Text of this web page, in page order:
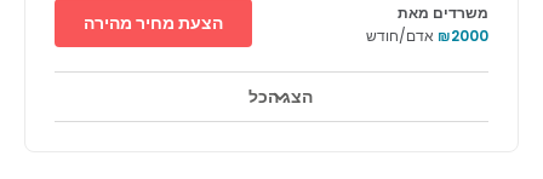
מעון יום לילדים
משרדים מאת
₪2000אדם/חודש
הצעת מחיר מהירה
הצג הכל